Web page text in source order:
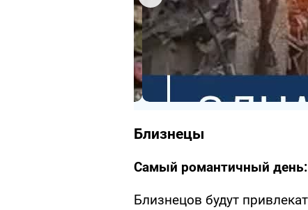
Близнецы
Самый романтичный день:
Близнецов будут